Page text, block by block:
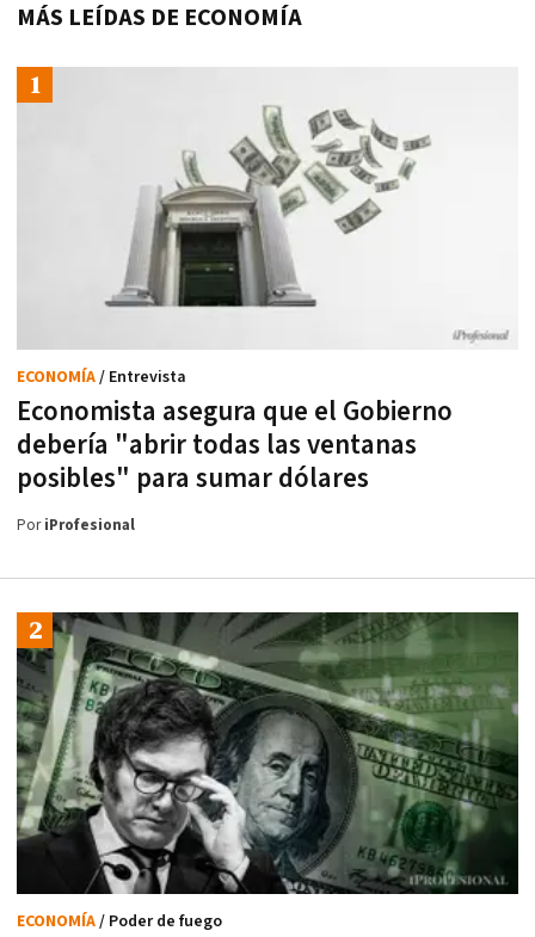
MÁS LEÍDAS DE ECONOMÍA
Economista asegura que el Gobierno
debería "abrir todas las ventanas
posibles" para sumar dólares
ECONOMÍA/ Entrevista
PoriProfesional
ECONOMÍA/ Poder de fuego